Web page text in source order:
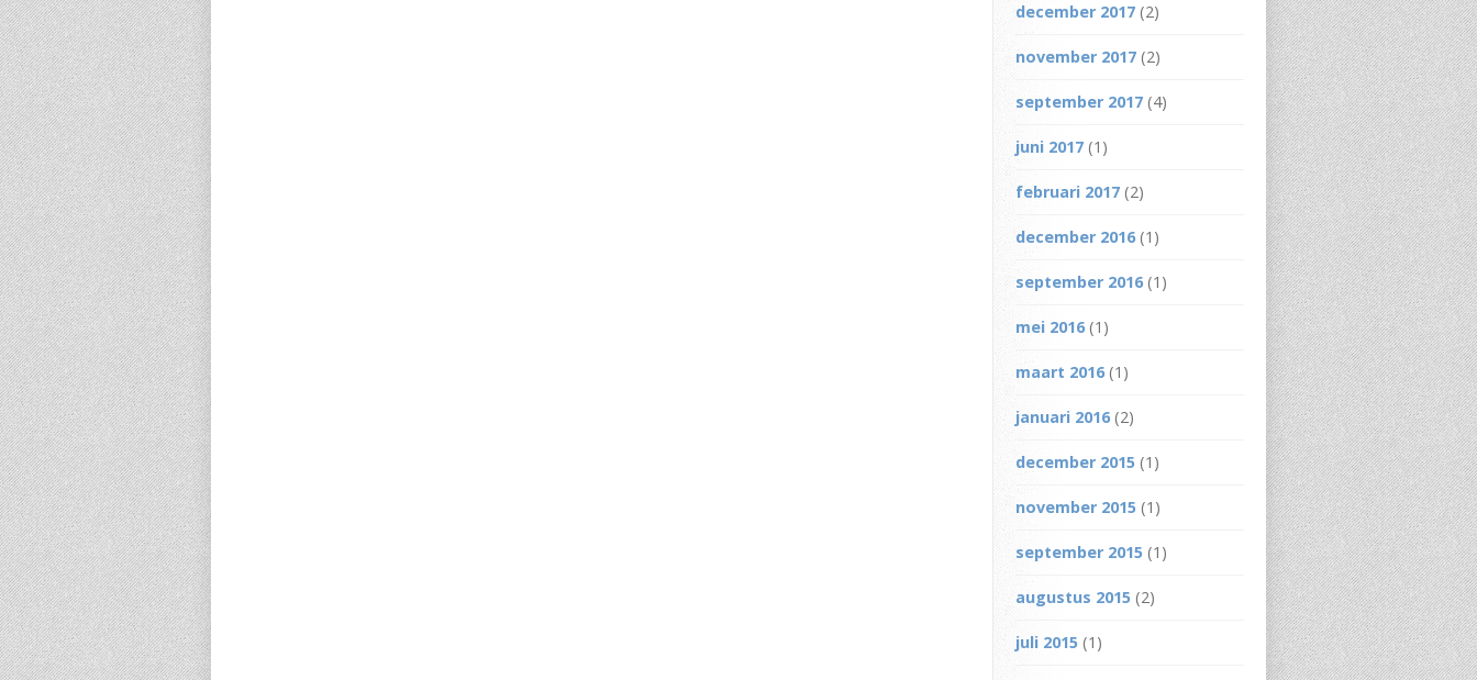
december 2017 (2)
november 2017 (2)
september 2017 (4)
juni 2017 (1)
februari 2017 (2)
december 2016(1)
september 2016(1)
mei 2016(1)
maart 2016(1)
januari 2016(2)
december 2015 (1)
november 2015 (1)
september 2015 (1)
augustus 2015 (2)
juli 2015 (1)